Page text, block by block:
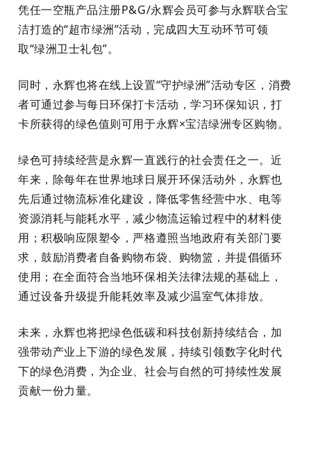
凭任一空瓶产品注册P&G/永辉会员可参与永辉联合宝
洁打造的“超市绿洲”活动，完成四大互动环节可领
取“绿洲卫士礼包”。
同时，永辉也将在线上设置“守护绿洲”活动专区，消费
者可通过参与每日环保打卡活动，学习环保知识，打
卡所获得的绿色值则可用于永辉×宝洁绿洲专区购物。
绿色可持续经营是永辉一直践行的社会责任之一。近
年来，除每年在世界地球日展开环保活动外，永辉也
先后通过物流标准化建设，降低零售经营中水、电等
资源消耗与能耗水平，减少物流运输过程中的材料使
用；积极响应限塑令，严格遵照当地政府有关部门要
求，鼓励消费者自备购物布袋、购物篮，并提倡循环
使用；在全面符合当地环保相关法律法规的基础上，
通过设备升级提升能耗效率及减少温室气体排放。
未来，永辉也将把绿色低碳和科技创新持续结合，加
强带动产业上下游的绿色发展，持续引领数字化时代
下的绿色消费，为企业、社会与自然的可持续性发展
贡献一份力量。